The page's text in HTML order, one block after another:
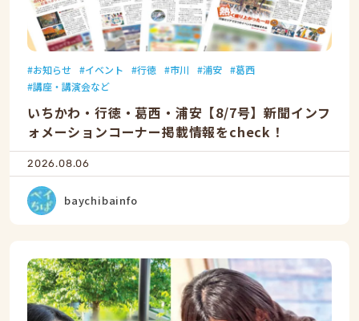
お知らせ イベント 行徳 市川 浦安
葛西
講座・講演会など
いちかわ・行徳・葛西・浦安【8/7号】新聞インフ
ォメーションコーナー掲載情報をcheck！
2026.08.06
baychibainfo